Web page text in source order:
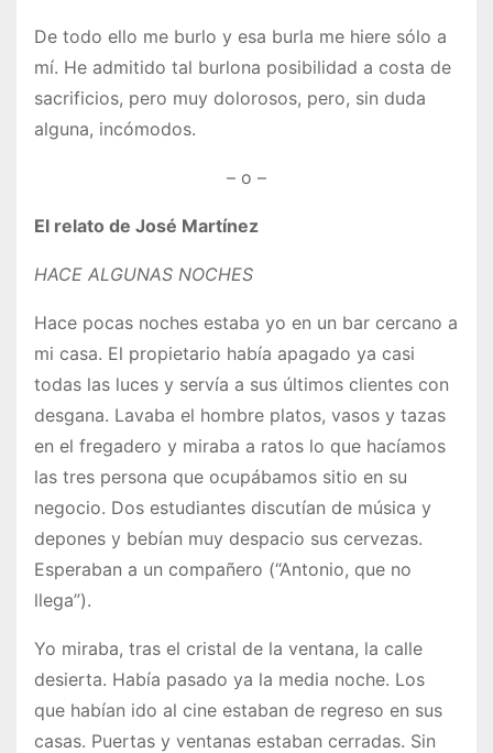
De todo ello me burlo y esa burla me hiere sólo a
mí. He admitido tal burlona posibilidad a costa de
sacrificios, pero muy dolorosos, pero, sin duda
alguna, incómodos.
– o –
El relato de José Martínez
HACE ALGUNAS NOCHES
Hace pocas noches estaba yo en un bar cercano a
mi casa. El propietario había apagado ya casi
todas las luces y servía a sus últimos clientes con
desgana. Lavaba el hombre platos, vasos y tazas
en el fregadero y miraba a ratos lo que hacíamos
las tres persona que ocupábamos sitio en su
negocio. Dos estudiantes discutían de música y
depones y bebían muy despacio sus cervezas.
Esperaban a un compañero (“Antonio, que no
llega”).
Yo miraba, tras el cristal de la ventana, la calle
desierta. Había pasado ya la media noche. Los
que habían ido al cine estaban de regreso en sus
casas. Puertas y ventanas estaban cerradas. Sin